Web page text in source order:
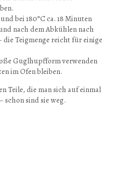
bei 180°C ca. 18 Minuten
nach dem Abkühlen nach
die Teigmenge reicht für einige
Guglhupfform verwenden
im Ofen bleiben.
Teile, die man sich auf einmal
schon sind sie weg.